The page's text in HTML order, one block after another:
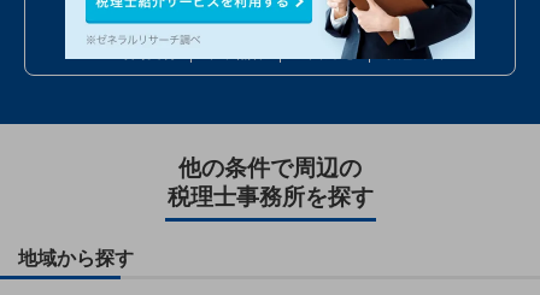
050 7586 6224
全国対応 最短当日
他の条件で周辺の
税理士事務所を探す
地域から探す